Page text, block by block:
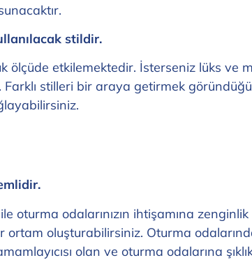
stildir.
ölçüde etkilemektedir. İsterseniz lüks
stilleri bir araya getirmek
oturma odalarınızın ihtişamına
oluşturabilirsiniz. Oturma
olan ve oturma odalarına